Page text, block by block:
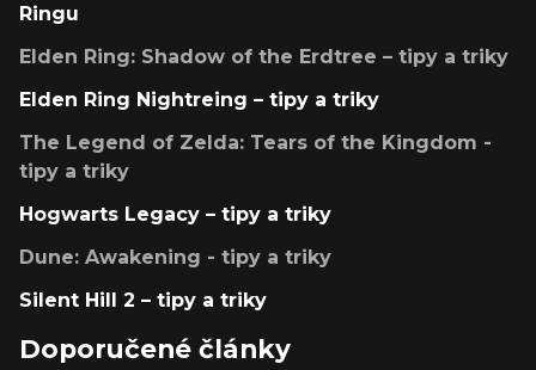
Ringu
Elden Ring: Shadow of the Erdtree – tipy a triky
Elden Ring Nightreing – tipy a triky
The Legend of Zelda: Tears of the Kingdom -
tipy a triky
Hogwarts Legacy – tipy a triky
Dune: Awakening - tipy a triky
Silent Hill 2 – tipy a triky
Doporučené články